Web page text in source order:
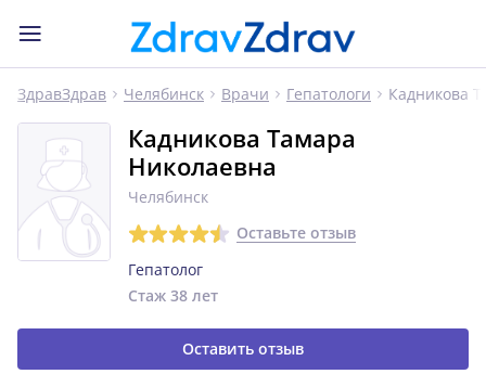
ЗдравЗдрав Челябинск Врачи Гепатологи Кадникова
Кадникова Тамара
Николаевна
Челябинск
Оставьте отзыв
Гепатолог
Стаж 38 лет
Оставить отзыв